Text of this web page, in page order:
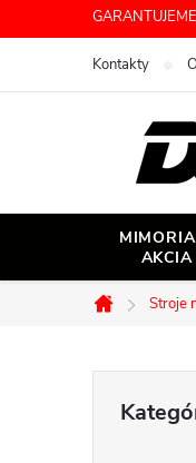
na
Kontakty
AKCIA
Domov
Stroje
kategórie